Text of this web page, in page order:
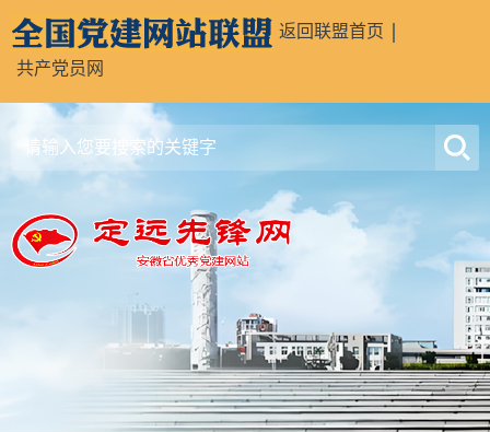
返回联盟首页
共产党员网